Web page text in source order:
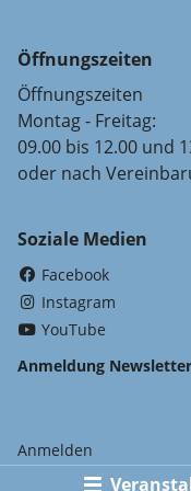
Öffnungszeiten
Öffnungszeiten
Montag - Freitag:
09.00 bis 12.00 und
oder nach
Soziale Medien
Facebook
Instagram
YouTube
Anmeldung Newsletter
Anmelden